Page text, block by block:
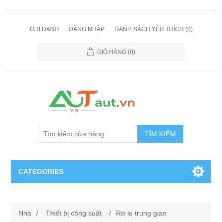
GHI DANH ĐĂNG NHẬP DANH SÁCH YÊU THÍCH (0)
GIỎ HÀNG (0)
TÌM KIẾM
CATEGORIES
Nhà / Thiết bị công suất / Rơ le trung gian